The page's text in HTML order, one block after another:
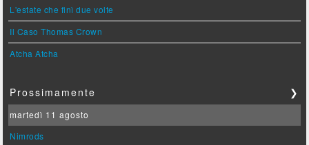
L'estate che finì due volte
Il Caso Thomas Crown
Atcha Atcha
Prossimamente ❯
martedì 11 agosto
Nimrods